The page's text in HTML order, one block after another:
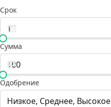
Срок
Сумма
Одобрение
Низкое, Среднее, Высокое